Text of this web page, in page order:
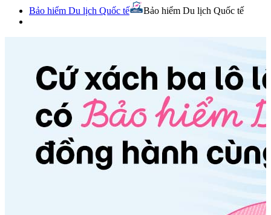
Bảo hiểm Du lịch Quốc tế
Bảo hiểm Du lịch Quốc tế